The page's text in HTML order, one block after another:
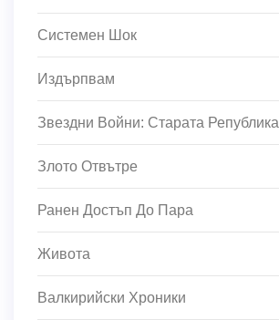
Системен Шок
Издърпвам
Звездни Войни: Старата Република
Злото Отвътре
Ранен Достъп До Пара
Живота
Валкирийски Хроники